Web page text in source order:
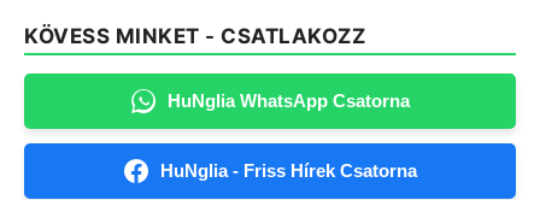
KÖVESS MINKET - CSATLAKOZZ
HuNglia WhatsApp Csatorna
HuNglia - Friss Hírek Csatorna